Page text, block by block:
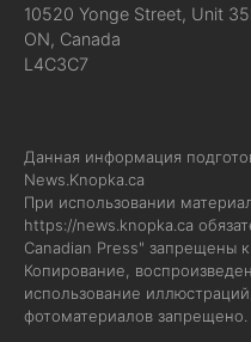
10520 Yonge Street, Unit
ON, Canada
L4C3C7
Данная информация
News.Knopka.ca
При использовании
https://news.knopka.ca
Canadian Press" запрещены
Копирование,
использование
фотоматериалов запрещено.